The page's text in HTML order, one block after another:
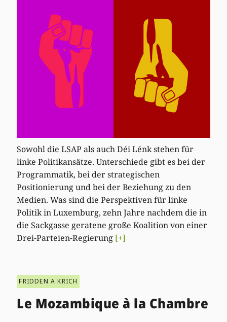
Sowohl die LSAP als auch Déi Lénk stehen für
linke Politikansätze. Unterschiede gibt es bei der
Programmatik, bei der strategischen
Positionierung und bei der Beziehung zu den
Medien. Was sind die Perspektiven für linke
Politik in Luxemburg, zehn Jahre nachdem die in
die Sackgasse geratene große Koalition von einer
Drei-Parteien-Regierung [+]
FRIDDEN A KRICH
Le Mozambique à la Chambre